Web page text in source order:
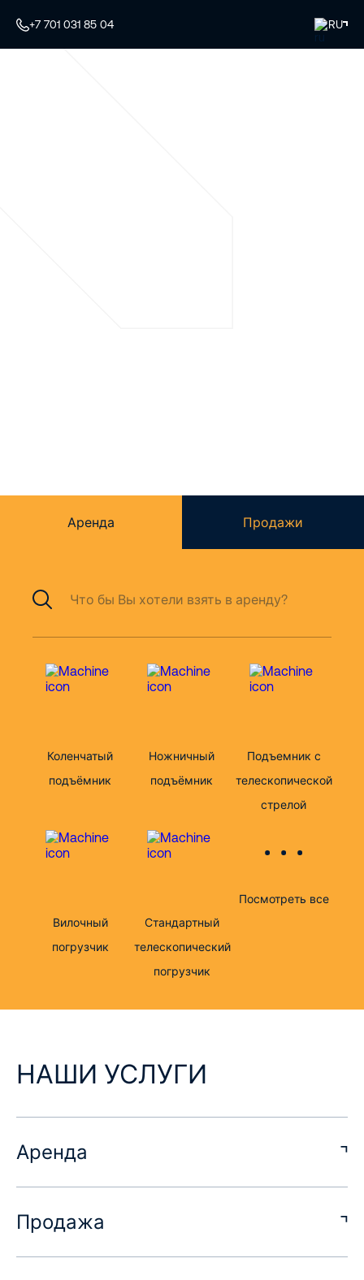
+7 701 031 85 04 RU
Аренда Продажи
Коленчатый
подъёмник
Ножничный
подъёмник
Подъемник с
телескопической
стрелой
Вилочный
погрузчик
Стандартный
телескопический
погрузчик
Посмотреть все
НАШИ УСЛУГИ
Аренда
Продажа